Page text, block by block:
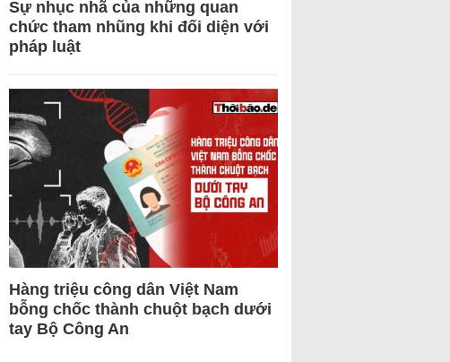
Sự nhục nhã của những quan
chức tham nhũng khi đối diện với
pháp luật
Hàng triệu công dân Việt Nam
bỗng chốc thành chuột bạch dưới
tay Bộ Công An